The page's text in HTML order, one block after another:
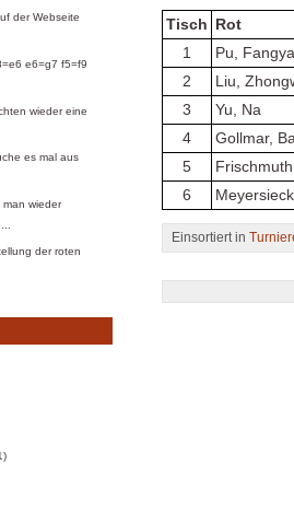
der Webseite
e6=g7 f5=f9
wieder eine
es mal aus
man wieder
der roten
Tisch Rot
1
Pu,
2
Liu,
3
Yu, Na
4
Gollmar,
5
6
Einsortiert in